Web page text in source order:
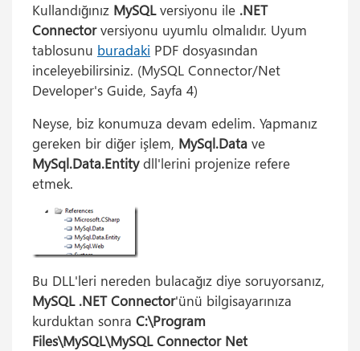
Kullandığınız MySQLversiyonu ile .NET
Connectorversiyonu uyumlu olmalıdır. Uyum
tablosunu buradaki PDF dosyasından
inceleyebilirsiniz. (MySQL Connector/Net
Developer's Guide, Sayfa 4)
Neyse, biz konumuza devam edelim. Yapmanız
gereken bir diğer işlem, MySql.Data ve
MySql.Data.Entitydll'lerini projenize refere
etmek.
Bu DLL'leri nereden bulacağız diye soruyorsanız,
MySQL .NET Connector'ünü bilgisayarınıza
kurduktan sonra C:\Program
Files\MySQL\MySQL Connector Net